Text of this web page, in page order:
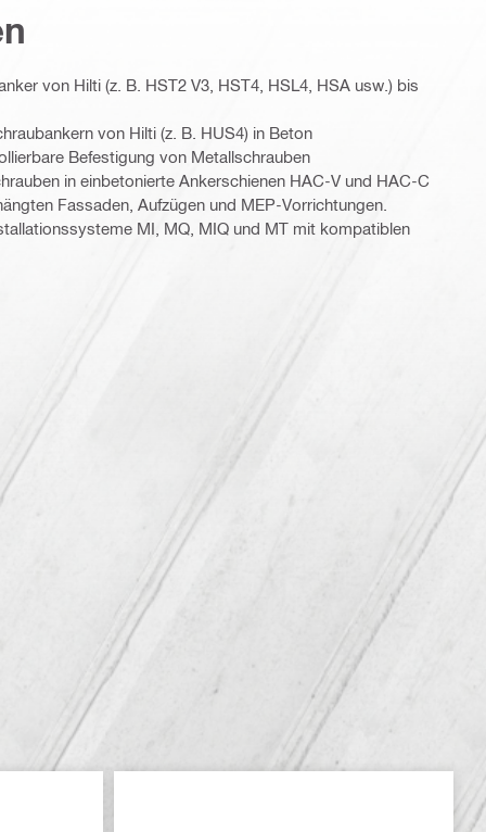
von Hilti (z. B. HST2 V3, HST4, HSL4, HSA usw.) bis
von Hilti (z. B. HUS4) in Beton
Befestigung von Metallschrauben
in einbetonierte Ankerschienen HAC-V und HAC-C
Fassaden, Aufzügen und MEP-Vorrichtungen.
MI, MQ, MIQ und MT mit kompatiblen